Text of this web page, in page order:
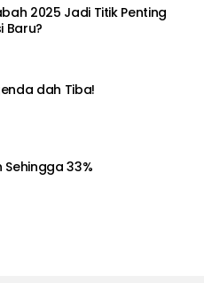
2025 Jadi Titik Penting
Baru?
dah Tiba!
Sehingga 33%